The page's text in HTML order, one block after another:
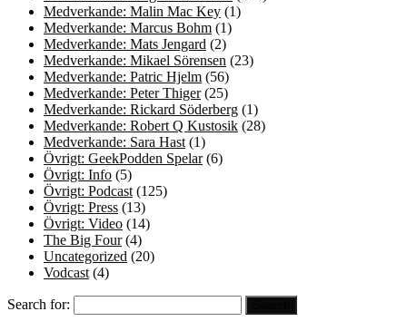
Medverkande: Malin Mac Key (1)
Medverkande: Marcus Bohm (1)
Medverkande: Mats Jengard (2)
Medverkande: Mikael Sörensen (23)
Medverkande: Patric Hjelm (56)
Medverkande: Peter Thiger(25)
Medverkande: Rickard Söderberg (1)
Medverkande: Robert Q Kustosik (28)
Medverkande: Sara Hast (1)
Övrigt: GeekPodden Spelar(6)
Övrigt: Info (5)
Övrigt: Podcast (125)
Övrigt: Press (13)
Övrigt: Video (14)
The Big Four(4)
Uncategorized (20)
Vodcast (4)
Search for: